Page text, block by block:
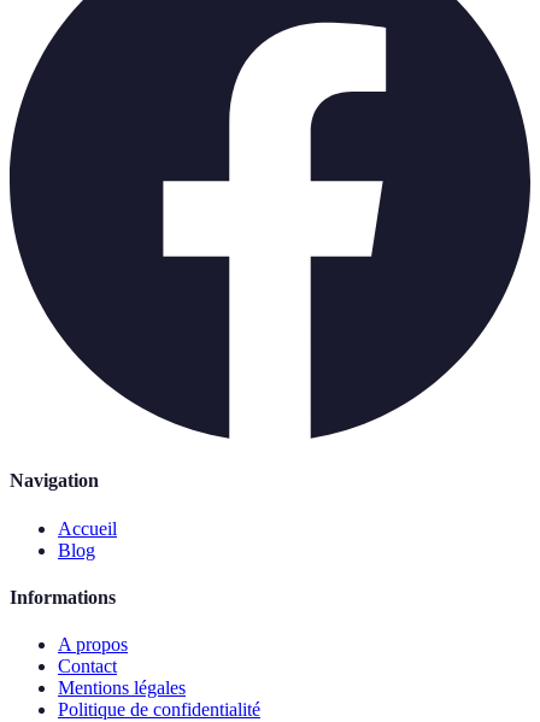
Navigation
Accueil
Blog
Informations
A propos
Contact
Mentions légales
Politique de confidentialité